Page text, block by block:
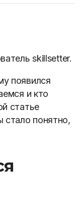
skillsetter.
появился
и кто
статье
стало понятно,